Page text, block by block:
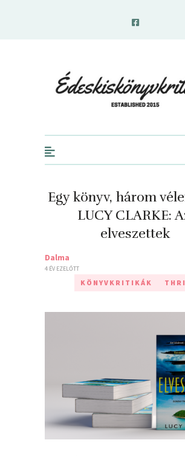
Egy könyv, három
LUCY CLARKE:
elveszettek
Dalma
4 ÉV EZELŐTT
KÖNYVKRITIKÁK